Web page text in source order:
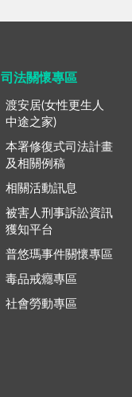
司法關懷專區
渡安居(女性更生人
中途之家)
本署修復式司法計畫
及相關例稿
相關活動訊息
被害人刑事訴訟資訊
獲知平台
普悠瑪事件關懷專區
毒品戒癮專區
社會勞動專區